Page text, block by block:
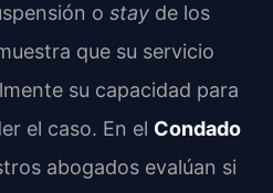
o stay de los
que su servicio
su capacidad para
el caso. En el Condado
abogados evalúan si